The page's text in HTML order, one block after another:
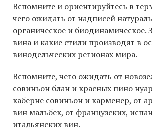
Вспомните и ориентируйтесь в
чего ожидать от надписей
органическое и биодинамическое.
вина и какие стили производят в
винодельческих регионах мира.
Вспомните, чего ожидать от
совиньон блан и красных пино
каберне совиньон и карменер, от
вин мальбек, от французских,
итальянских вин.